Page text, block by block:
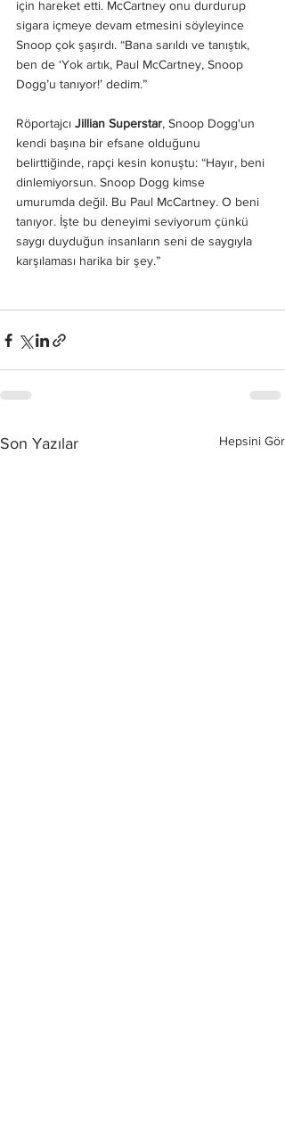
için hareket etti. McCartney onu durdurup
sigara içmeye devam etmesini söyleyince
Snoop çok şaşırdı. “Bana sarıldı ve tanıştık,
ben de ‘Yok artık, Paul McCartney, Snoop
Dogg’u tanıyor!’ dedim.”
Röportajcı Jillian Superstar, Snoop Dogg'un
kendi başına bir efsane olduğunu
belirttiğinde, rapçi kesin konuştu: “Hayır, beni
dinlemiyorsun. Snoop Dogg kimse
umurumda değil. Bu Paul McCartney. O beni
tanıyor. İşte bu deneyimi seviyorum çünkü
saygı duyduğun insanların seni de saygıyla
karşılaması harika bir şey.”
Son Yazılar Hepsini Gör